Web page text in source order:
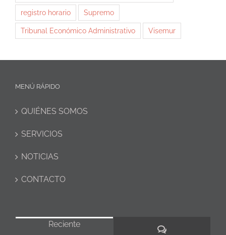
registro horario Supremo
Tribunal Económico Administrativo Visemur
MENÚ RÁPIDO
QUIÉNES SOMOS
SERVICIOS
NOTICIAS
CONTACTO
Reciente
Comentarios